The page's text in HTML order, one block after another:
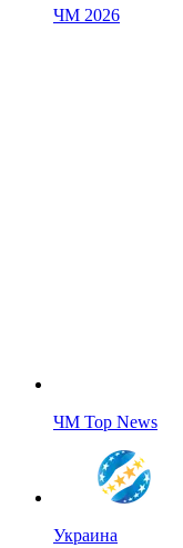
ЧМ 2026
ЧМ Top News
Украина